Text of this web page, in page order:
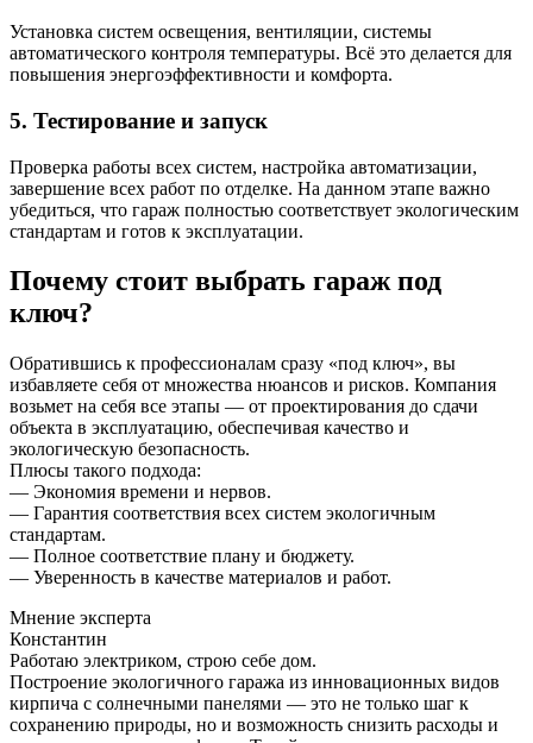
Установка систем освещения, вентиляции, системы
автоматического контроля температуры. Всё это делается для
повышения энергоэффективности и комфорта.
5. Тестирование и запуск
Проверка работы всех систем, настройка автоматизации,
завершение всех работ по отделке. На данном этапе важно
убедиться, что гараж полностью соответствует экологическим
стандартам и готов к эксплуатации.
Почему стоит выбрать гараж под
ключ?
Обратившись к профессионалам сразу «под ключ», вы
избавляете себя от множества нюансов и рисков. Компания
возьмет на себя все этапы — от проектирования до сдачи
объекта в эксплуатацию, обеспечивая качество и
экологическую безопасность.
Плюсы такого подхода:
— Экономия времени и нервов.
— Гарантия соответствия всех систем экологичным
стандартам.
— Полное соответствие плану и бюджету.
— Уверенность в качестве материалов и работ.
Мнение эксперта
Константин
Работаю электриком, строю себе дом.
Построение экологичного гаража из инновационных видов
кирпича с солнечными панелями — это не только шаг к
сохранению природы, но и возможность снизить расходы и